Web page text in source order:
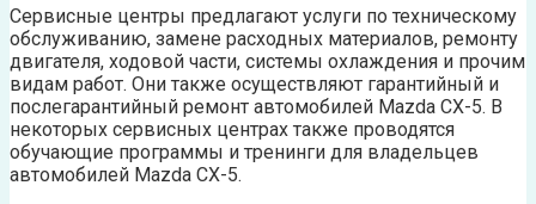
Сервисные центры предлагают услуги по техническому
обслуживанию, замене расходных материалов, ремонту
двигателя, ходовой части, системы охлаждения и прочим
видам работ. Они также осуществляют гарантийный и
послегарантийный ремонт автомобилей Mazda CX-5. В
некоторых сервисных центрах также проводятся
обучающие программы и тренинги для владельцев
автомобилей Mazda CX-5.